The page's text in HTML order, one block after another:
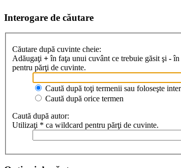
Interogare de căutare
Căutare după cuvinte cheie:
Adăugaţi +în faţa unui cuvânt ce trebuie găsit şi -în
pentru părţi de cuvinte.
Caută după toţi termenii sau foloseşte
Caută după orice termen
Caută după autor:
Utilizaţi * ca wildcard pentru părţi de cuvinte.